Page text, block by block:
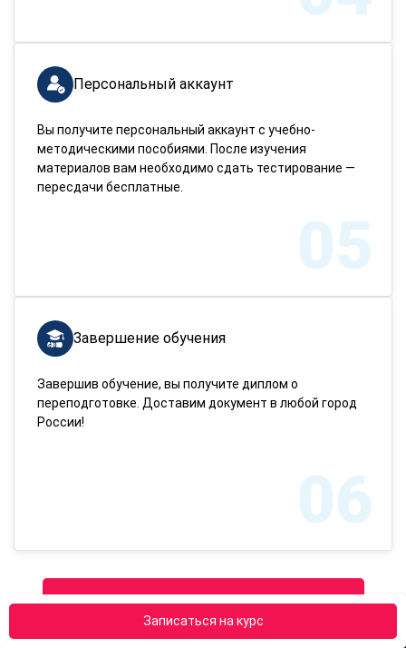
Записаться на курс
Персональный аккаунт
Вы получите персональный аккаунт с учебно-
методическими пособиями. После изучения
материалов вам необходимо сдать тестирование —
пересдачи бесплатные.
05
Завершение обучения
Завершив обучение, вы получите диплом о
переподготовке. Доставим документ в любой город
России!
06
Записаться на курс